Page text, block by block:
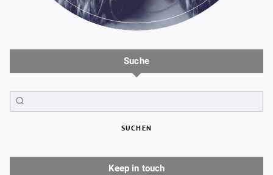
Suche
SUCHEN
Keep in touch